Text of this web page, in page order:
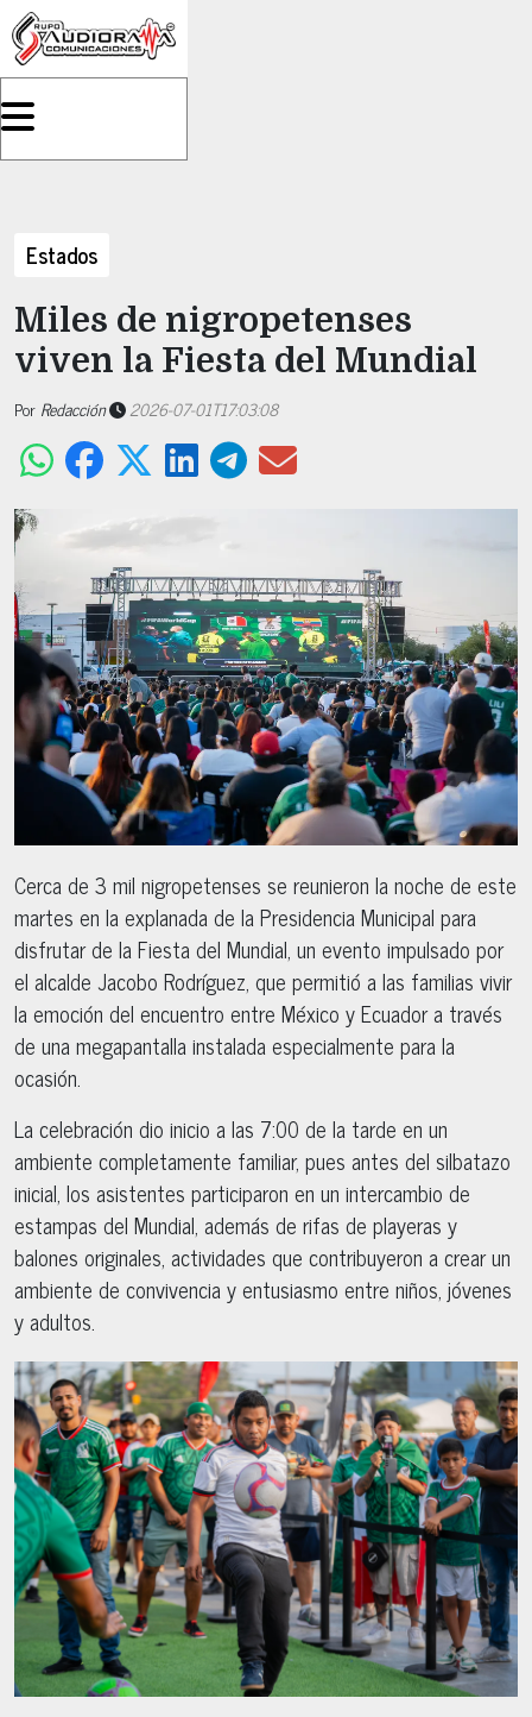
Estados
Miles de nigropetenses
viven la Fiesta del Mundial
Por Redacción 2026-07-01T17:03:08
Cerca de 3 mil nigropetenses se reunieron la noche de este
martes en la explanada de la Presidencia Municipal para
disfrutar de la Fiesta del Mundial, un evento impulsado por
el alcalde Jacobo Rodríguez, que permitió a las familias vivir
la emoción del encuentro entre México y Ecuador a través
de una megapantalla instalada especialmente para la
ocasión.
La celebración dio inicio a las 7:00 de la tarde en un
ambiente completamente familiar, pues antes del silbatazo
inicial, los asistentes participaron en un intercambio de
estampas del Mundial, además de rifas de playeras y
balones originales, actividades que contribuyeron a crear un
ambiente de convivencia y entusiasmo entre niños, jóvenes
y adultos.